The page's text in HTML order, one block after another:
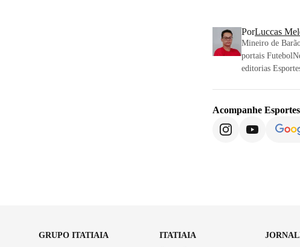
PorLuccas
Mineiro de
portais
editorias
Acompanhe Esportes
GRUPO ITATIAIA
ITATIAIA